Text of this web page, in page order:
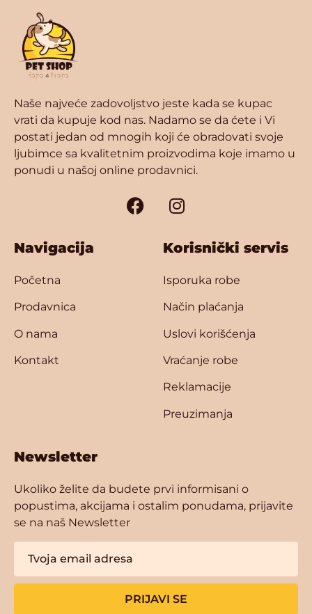
Naše najveće zadovoljstvo jeste kada se kupac
vrati da kupuje kod nas. Nadamo se da ćete i Vi
postati jedan od mnogih koji će obradovati svoje
ljubimce sa kvalitetnim proizvodima koje imamo u
ponudi u našoj online prodavnici.
Navigacija
Početna
Prodavnica
O nama
Kontakt
Korisnički servis
Isporuka robe
Način plaćanja
Uslovi korišćenja
Vraćanje robe
Reklamacije
Preuzimanja
Newsletter
Ukoliko želite da budete prvi informisani o
popustima, akcijama i ostalim ponudama, prijavite
se na naš Newsletter
PRIJAVI SE